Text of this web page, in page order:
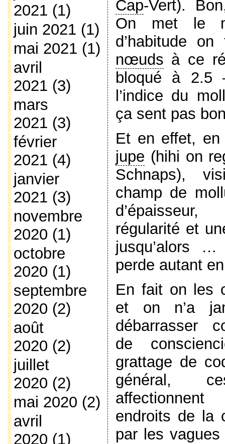
2021 (1)
juin 2021 (1)
mai 2021 (1)
avril
2021 (3)
mars
2021 (3)
février
2021 (4)
janvier
2021 (3)
novembre
2020 (1)
octobre
2020 (1)
septembre
2020 (2)
août
2020 (2)
juillet
2020 (2)
mai 2020 (2)
avril
2020 (1)
Cap-Vert).
On met le
d’habitude
nœuds à ce
bloqué à
l’indice du
ça sent pas
Et en effet,
jupe (hihi on
Schnaps),
champ de
régularité et
jusqu’alors …
perde autant
En fait on les
et on n’a
débarrasser
de
grattage de
général,
affectionnent
endroits de la
par les